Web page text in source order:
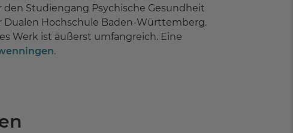
den Studiengang Psychische Gesundheit
Dualen Hochschule Baden-Württemberg.
Werk ist äußerst umfangreich. Eine
.